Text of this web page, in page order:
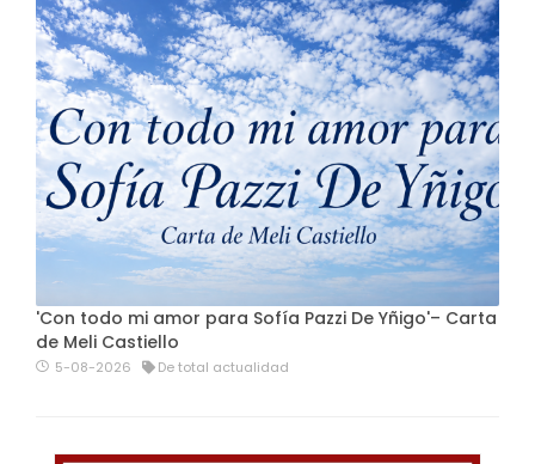
'Con todo mi amor para Sofía Pazzi De Yñigo'– Carta
de Meli Castiello
5-08-2026 De total actualidad